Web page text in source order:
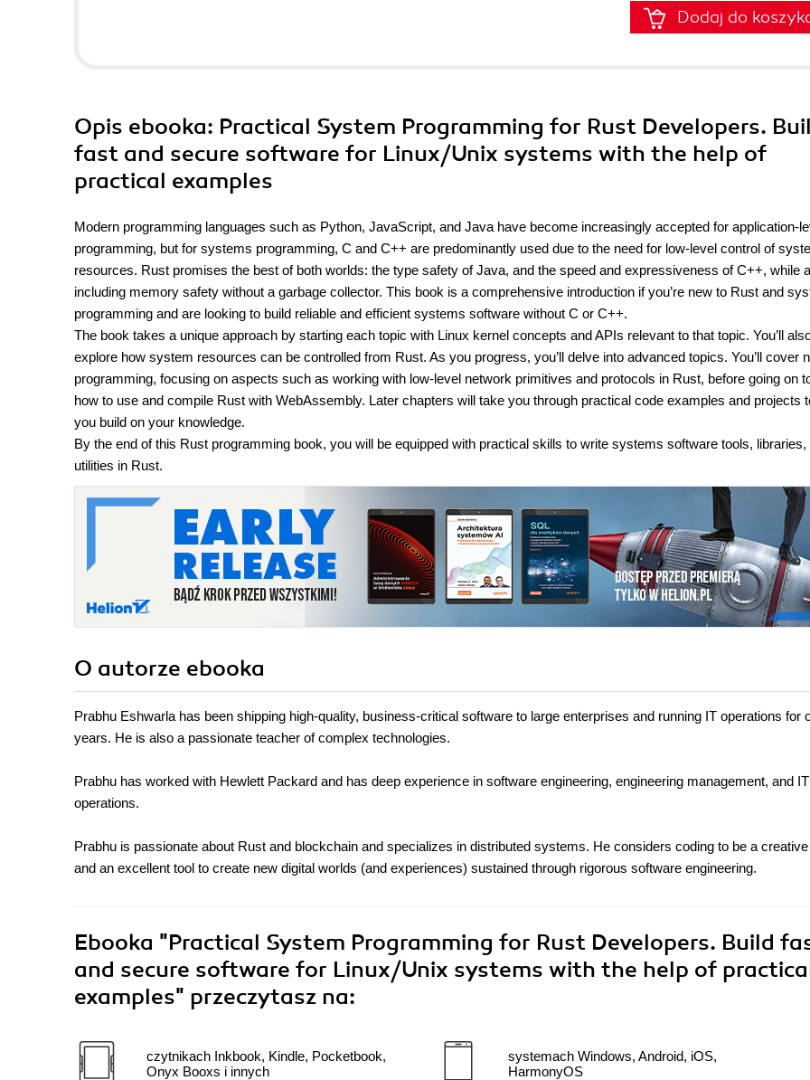
Dodaj do
Opis ebooka: Practical System Programming for Rust Developers.
fast and secure software for Linux/Unix systems with the help of
practical examples
Modern programming languages such as Python, JavaScript, and Java have become increasingly accepted for application-
programming, but for systems programming, C and C++ are predominantly used due to the need for low-level control of
resources. Rust promises the best of both worlds: the type safety of Java, and the speed and expressiveness of C++, while
including memory safety without a garbage collector. This book is a comprehensive introduction if you’re new to Rust and
programming and are looking to build reliable and efficient systems software without C or C++.
The book takes a unique approach by starting each topic with Linux kernel concepts and APIs relevant to that topic. You’ll
explore how system resources can be controlled from Rust. As you progress, you’ll delve into advanced topics. You’ll cover
programming, focusing on aspects such as working with low-level network primitives and protocols in Rust, before going on
how to use and compile Rust with WebAssembly. Later chapters will take you through practical code examples and projects
you build on your knowledge.
By the end of this Rust programming book, you will be equipped with practical skills to write systems software tools, libraries,
utilities in Rust.
O autorze ebooka
Prabhu Eshwarla has been shipping high-quality, business-critical software to large enterprises and running IT operations for
years. He is also a passionate teacher of complex technologies.
Prabhu has worked with Hewlett Packard and has deep experience in software engineering, engineering management, and IT
operations.
Prabhu is passionate about Rust and blockchain and specializes in distributed systems. He considers coding to be a
and an excellent tool to create new digital worlds (and experiences) sustained through rigorous software engineering.
Ebooka "Practical System Programming for Rust Developers. Build
and secure software for Linux/Unix systems with the help of
examples" przeczytasz na:
czytnikach Inkbook, Kindle, Pocketbook,
Onyx Booxs i innych
systemach Windows, Android, iOS,
HarmonyOS